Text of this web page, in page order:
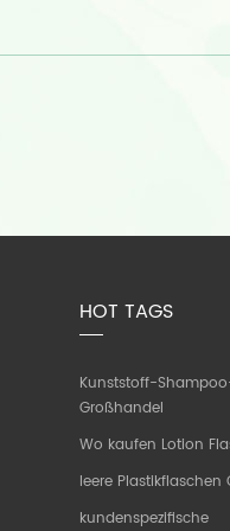
HOT TAGS
Kunststoff-
Großhandel
Wo kaufen Lotion
leere Plastikflaschen
kundenspezifische